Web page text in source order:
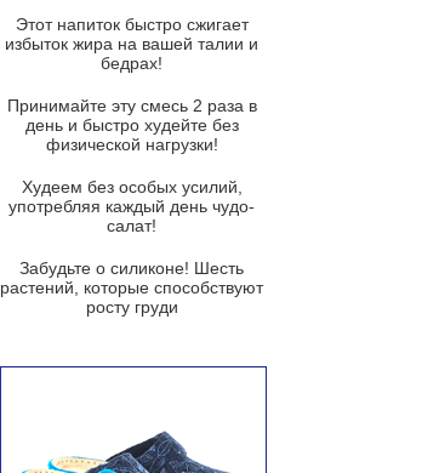
Французский луковый суп
Суп из баклажанов с моцареллой
Грибной крем-суп с кростини с
козьим сыром
Суп мисо с зеленым луком и
тофу
из рукколы
Португальский чесночный суп с
Ирландский картофельный суп
Этот напиток быстро сжигает
избыток жира на вашей талии и
бедрах!
Принимайте эту смесь 2 раза в
день и быстро худейте без
физической нагрузки!
Худеем без особых усилий,
употребляя каждый день чудо-
салат!
Забудьте о силиконе! Шесть
растений, которые способствуют
росту груди